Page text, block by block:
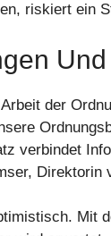
riskiert ein
der
verbindet
Direktorin
Mit